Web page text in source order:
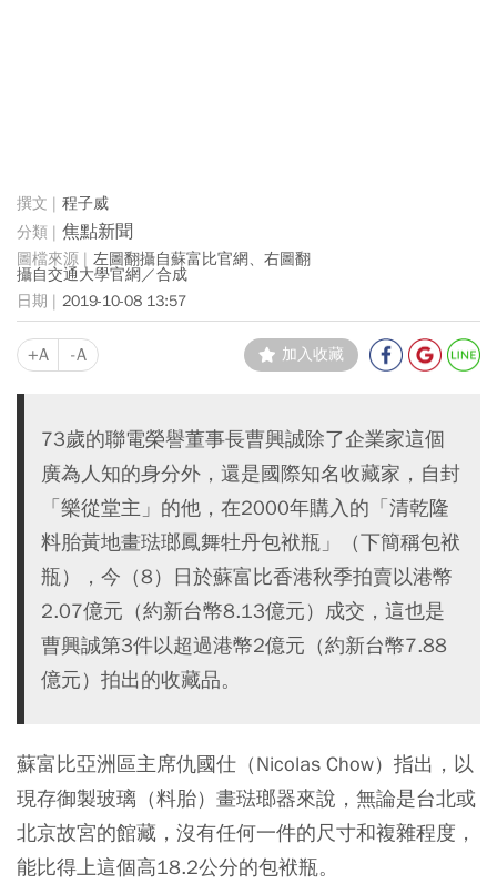
程子威
焦點新聞
左圖翻攝自蘇富比官網、右圖翻
攝自交通大學官網／合成
2019-10-08 13:57
+A -A 加入收藏
73歲的聯電榮譽董事長曹興誠除了企業家這個
廣為人知的身分外，還是國際知名收藏家，自封
「樂從堂主」的他，在2000年購入的「清乾隆
料胎黃地畫琺瑯鳳舞牡丹包袱瓶」（下簡稱包袱
瓶），今（8）日於蘇富比香港秋季拍賣以港幣
2.07億元（約新台幣8.13億元）成交，這也是
曹興誠第3件以超過港幣2億元（約新台幣7.88
億元）拍出的收藏品。
蘇富比亞洲區主席仇國仕（Nicolas Chow）指出，以
現存御製玻璃（料胎）畫琺瑯器來說，無論是台北或
北京故宮的館藏，沒有任何一件的尺寸和複雜程度，
能比得上這個高18.2公分的包袱瓶。